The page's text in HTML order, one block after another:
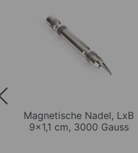
Magnetische Nadel, LxB
9x1,1 cm, 3000 Gauss